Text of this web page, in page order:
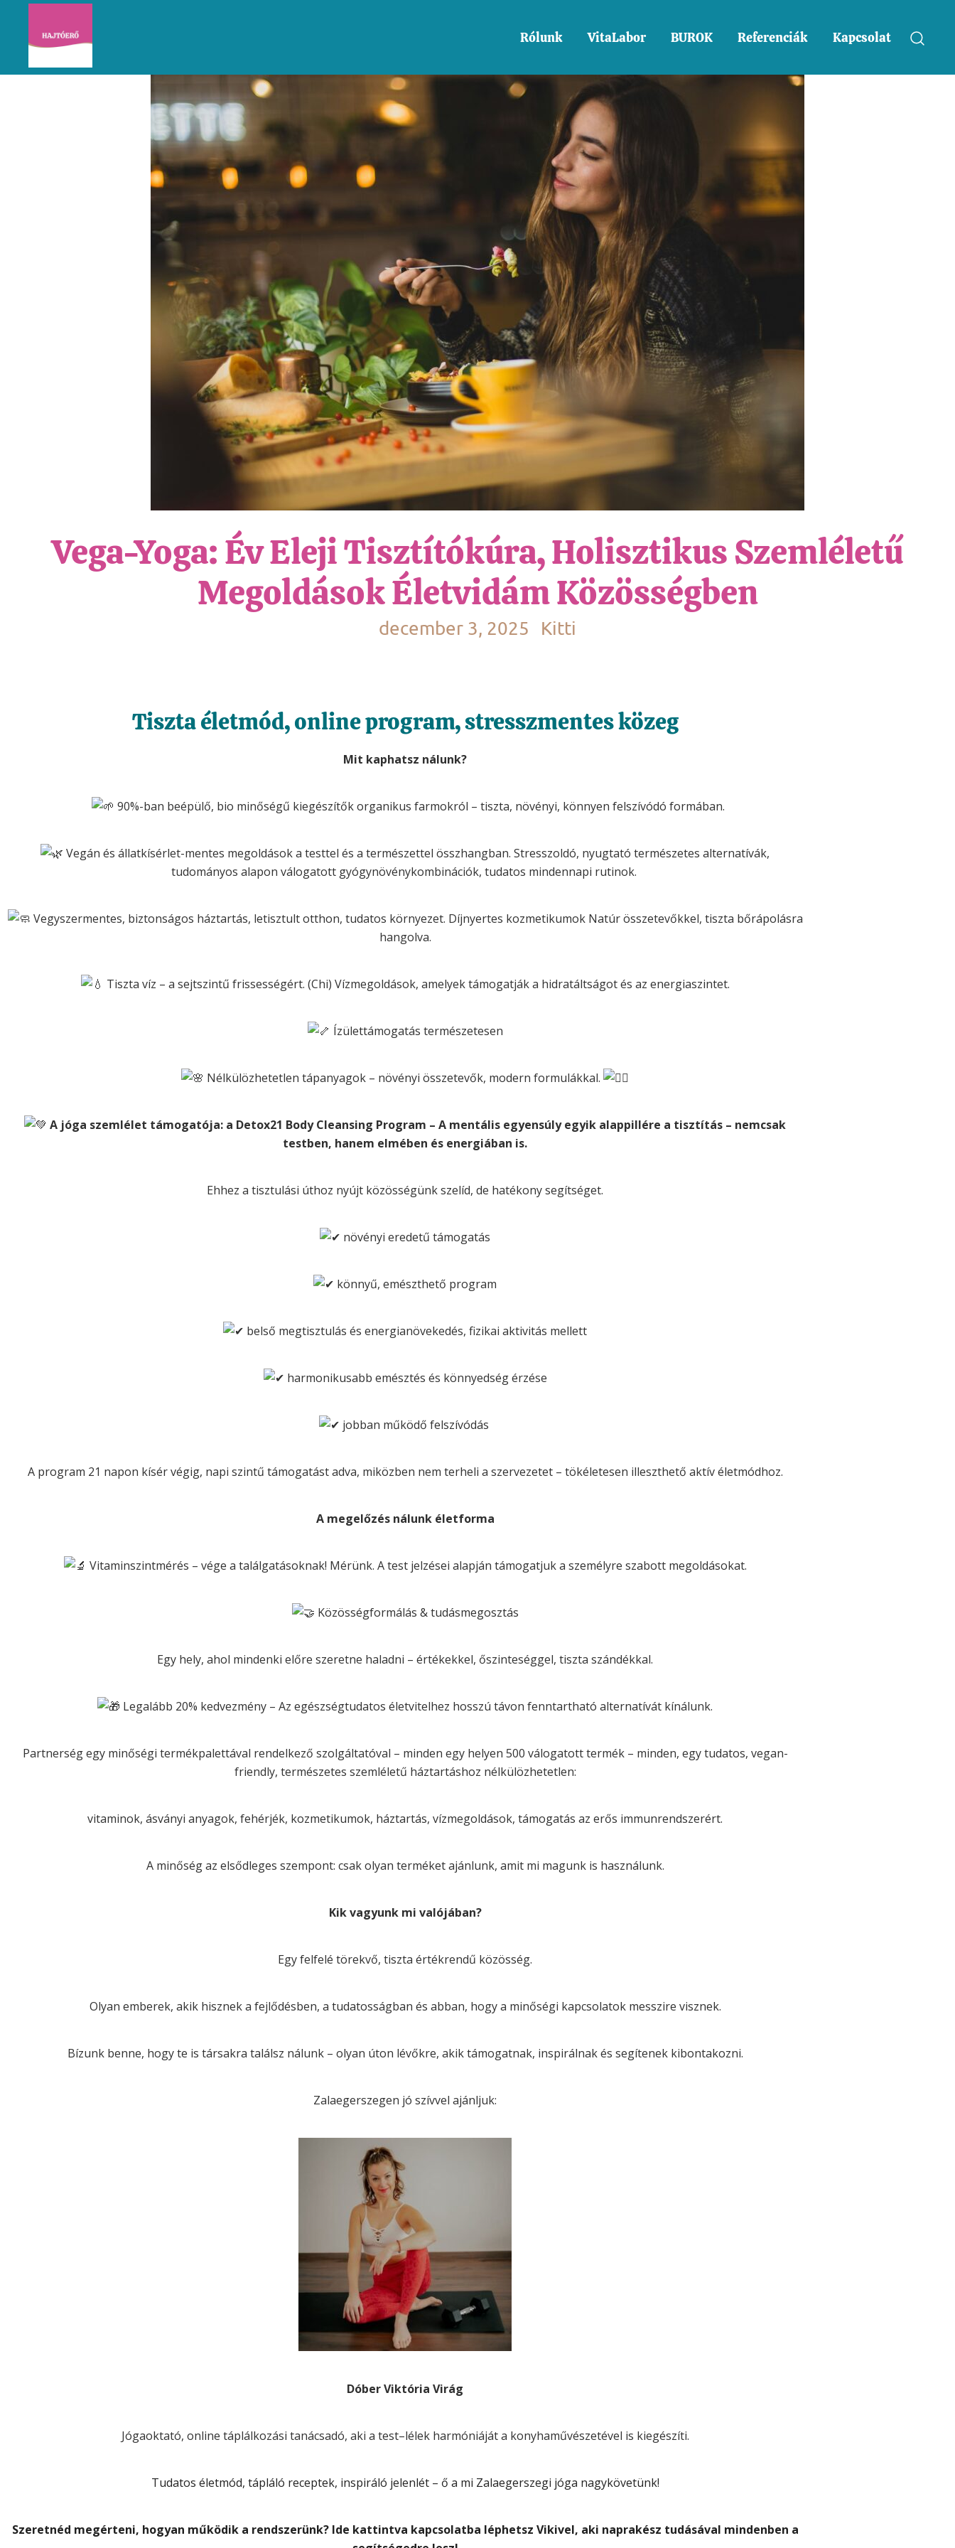
Rólunk VitaLabor BUROK Referenciák Kapcsolat
Vega-Yoga: Év Eleji Tisztítókúra, Holisztikus Szemléletű
Megoldások Életvidám Közösségben
december 3, 2025 Kitti
Tiszta életmód, online program, stresszmentes közeg
Mit kaphatsz nálunk?
90%-ban beépülő, bio minőségű kiegészítők organikus farmokról – tiszta, növényi, könnyen felszívódó formában.
Vegán és állatkísérlet-mentes megoldások a testtel és a természettel összhangban. Stresszoldó, nyugtató természetes alternatívák,
tudományos alapon válogatott gyógynövénykombinációk, tudatos mindennapi rutinok.
Vegyszermentes, biztonságos háztartás, letisztult otthon, tudatos környezet. Díjnyertes kozmetikumok Natúr összetevőkkel, tiszta bőrápolásra
hangolva.
Tiszta víz – a sejtszintű frissességért. (Chi) Vízmegoldások, amelyek támogatják a hidratáltságot és az energiaszintet.
Ízülettámogatás természetesen
Nélkülözhetetlen tápanyagok – növényi összetevők, modern formulákkal.
A jóga szemlélet támogatója: a Detox21 Body Cleansing Program – A mentális egyensúly egyik alappillére a tisztítás – nemcsak
testben, hanem elmében és energiában is.
Ehhez a tisztulási úthoz nyújt közösségünk szelíd, de hatékony segítséget.
növényi eredetű támogatás
könnyű, emészthető program
belső megtisztulás és energianövekedés, fizikai aktivitás mellett
harmonikusabb emésztés és könnyedség érzése
jobban működő felszívódás
A program 21 napon kísér végig, napi szintű támogatást adva, miközben nem terheli a szervezetet – tökéletesen illeszthető aktív életmódhoz.
A megelőzés nálunk életforma
Vitaminszintmérés – vége a találgatásoknak! Mérünk. A test jelzései alapján támogatjuk a személyre szabott megoldásokat.
Közösségformálás & tudásmegosztás
Egy hely, ahol mindenki előre szeretne haladni – értékekkel, őszinteséggel, tiszta szándékkal.
Legalább 20% kedvezmény – Az egészségtudatos életvitelhez hosszú távon fenntartható alternatívát kínálunk.
Partnerség egy minőségi termékpalettával rendelkező szolgáltatóval – minden egy helyen 500 válogatott termék – minden, egy tudatos, vegan-
friendly, természetes szemléletű háztartáshoz nélkülözhetetlen:
vitaminok, ásványi anyagok, fehérjék, kozmetikumok, háztartás, vízmegoldások, támogatás az erős immunrendszerért.
A minőség az elsődleges szempont: csak olyan terméket ajánlunk, amit mi magunk is használunk.
Kik vagyunk mi valójában?
Egy felfelé törekvő, tiszta értékrendű közösség.
Olyan emberek, akik hisznek a fejlődésben, a tudatosságban és abban, hogy a minőségi kapcsolatok messzire visznek.
Bízunk benne, hogy te is társakra találsz nálunk – olyan úton lévőkre, akik támogatnak, inspirálnak és segítenek kibontakozni.
Zalaegerszegen jó szívvel ajánljuk:
Dóber Viktória Virág
Jógaoktató, online táplálkozási tanácsadó, aki a test–lélek harmóniáját a konyhaművészetével is kiegészíti.
Tudatos életmód, tápláló receptek, inspiráló jelenlét – ő a mi Zalaegerszegi jóga nagykövetünk!
Szeretnéd megérteni, hogyan működik a rendszerünk? Ide kattintva kapcsolatba léphetsz Vikivel, aki naprakész tudásával mindenben a